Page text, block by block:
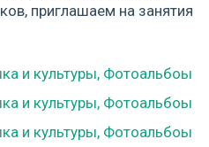
приглашаем на занятия